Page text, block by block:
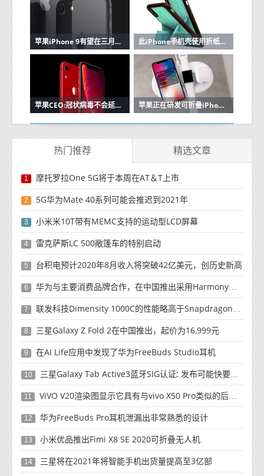
苹果iPhone 9有望在三月底发布：期待什么 此iPhone手机壳使用折纸样式的折叠件将支架添加到设备中
苹果CEO:冠状病毒不会延迟苹果的iPhone SE 2,新的iPad Pro 苹果正在研发可折叠iPhone于2020年推出
热门推荐 精选文章
1 摩托罗拉One 5G将于本周在AT＆T上市
2 5G华为Mate 40系列可能会推迟到2021年
3 小米米10T带有MEMC支持的运动型LCD屏幕
4 雷克萨斯LC 500敞篷车的特别启动
5 台积电预计2020年8月收入将突破42亿美元，创历史新高
6 华为与主要消费品牌合作，在中国推出采用HarmonyOS 2.0的智能家居产品
7 联发科技Dimensity 1000C的性能略高于Snapdragon 765G
8 三星Galaxy Z Fold 2在中国推出，起价为16,999元
9 在AI Life应用中发现了华为FreeBuds Studio耳机
10 三星Galaxy Tab Active3蓝牙SIG认证; 发布可能快要结束了
11 ViVO V20渲染图显示它具有与vivo X50 Pro类似的后部设计
12 华为FreeBuds Pro耳机泄漏出非常熟悉的设计
13 小米优品推出Fimi X8 SE 2020可折叠无人机
14 三星将在2021年将智能手机出货量提高至3亿部